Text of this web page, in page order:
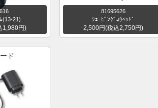
(13-21)
1,980円)
81695626
ｼｪｰﾋﾞﾝｸﾞﾖｳﾍｯﾄﾞ
2,500円(税込2,750円)
ド